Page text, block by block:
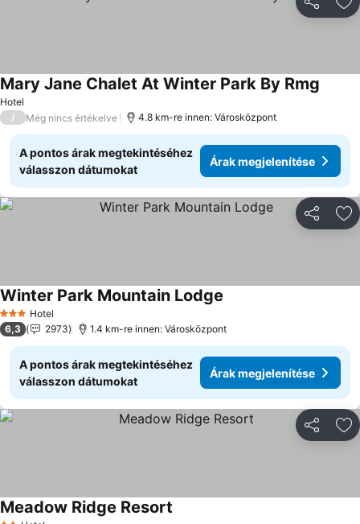
Hotel
Mary Jane Chalet At Winter Park By Rmg
/ Még nincs értékelve 4.8 km-re innen: Városközpont
A pontos árak megtekintéséhez
válasszon dátumokat
Árak megjelenítése
3 Kategória
Hotel
Winter Park Mountain Lodge
6,3 2973 1.4 km-re innen: Városközpont
A pontos árak megtekintéséhez
válasszon dátumokat
Árak megjelenítése
Meadow Ridge Resort